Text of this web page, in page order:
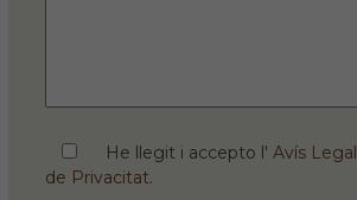
He llegit i accepto l'Avís Legal
de Privacitat.